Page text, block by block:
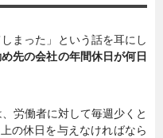
まった」という話を耳にし
先の会社の年間休日が何日
労働者に対して毎週少くと
の休日を与えなければなら